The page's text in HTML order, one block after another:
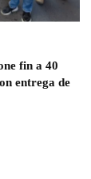
fin a 40
entrega de